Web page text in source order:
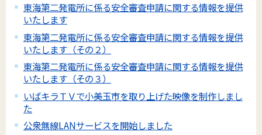
東海第二発電所に係る安全審査申請に関する情報を提供
いたします
東海第二発電所に係る安全審査申請に関する情報を提供
いたします（その２）
東海第二発電所に係る安全審査申請に関する情報を提供
いたします（その３）
いばキラＴＶで小美玉市を取り上げた映像を制作しまし
た
公衆無線LANサービスを開始しました